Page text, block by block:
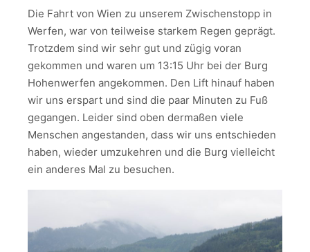
Die Fahrt von Wien zu unserem Zwischenstopp in
Werfen, war von teilweise starkem Regen geprägt.
Trotzdem sind wir sehr gut und zügig voran
gekommen und waren um 13:15 Uhr bei der Burg
Hohenwerfen angekommen. Den Lift hinauf haben
wir uns erspart und sind die paar Minuten zu Fuß
gegangen. Leider sind oben dermaßen viele
Menschen angestanden, dass wir uns entschieden
haben, wieder umzukehren und die Burg vielleicht
ein anderes Mal zu besuchen.